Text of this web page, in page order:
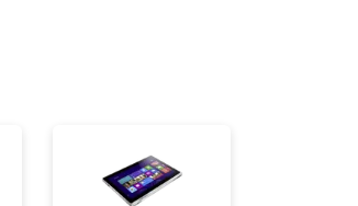
Заказать